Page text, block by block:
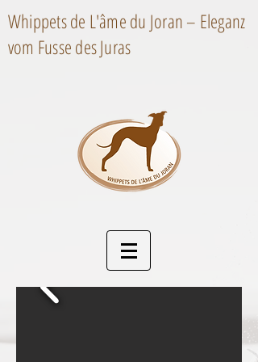
Whippets de L'âme du Joran – Eleganz
vom Fusse des Juras